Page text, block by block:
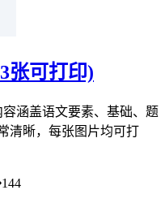
张可打印)
涵盖语文要素、基础、题
清晰，每张图片均可打
144